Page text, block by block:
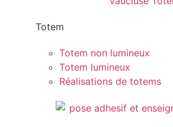
Totem
Totem non lumineux
Totem lumineux
Réalisations de totems